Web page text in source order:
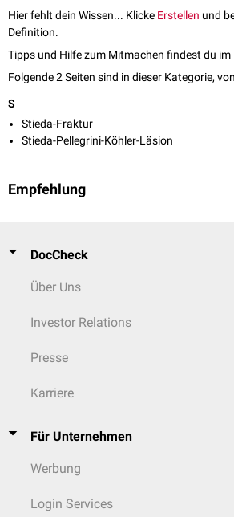
Hier fehlt dein Wissen... Klicke Erstellen und
Definition.
Tipps und Hilfe zum Mitmachen findest du im
Folgende 2 Seiten sind in dieser Kategorie,
S
Stieda-Fraktur
Stieda-Pellegrini-Köhler-Läsion
Empfehlung
DocCheck
Über Uns
Investor Relations
Presse
Karriere
Für Unternehmen
Werbung
Login Services